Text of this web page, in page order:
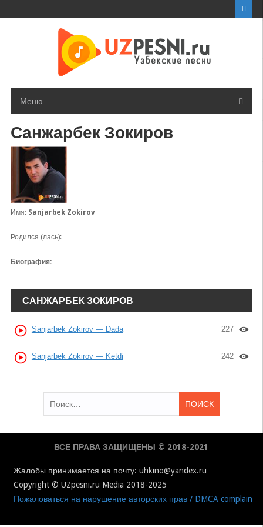
Меню
Санжарбек Зокиров
Имя: Sanjarbek Zokirov
Родился (лась):
Биография:
САНЖАРБЕК ЗОКИРОВ
227
Sanjarbek Zokirov — Dada
242
Sanjarbek Zokirov — Ketdi
ВСЕ ПРАВА ЗАЩИЩЕНЫ © 2018-2021
Жалобы принимается на почту: uhkino@yandex.ru
Copyright © UZpesni.ru Media 2018-2025
Пожаловаться на нарушение авторских прав / DMCA complain